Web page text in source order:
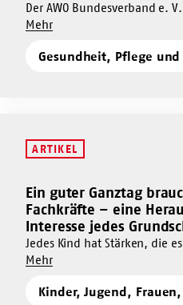
Der AWO Bundesverband e.
Punkte-Eingabe an dem
Auswirkungen und
veröffentlicht
Eingabe
und
SARS-
2-
Pandemie“
MehrUm
veröffentlicht
in
Zeiten
SARS-
CoV-
2-
Pandemie“
Gesundheit, Pflege und
ARTIKEL
Ein guter Ganztag
Fachkräfte – eine
Interesse jedes
Jedes Kind hat Stärken, die
das durch den Ausbau des
Mehr
dazu
Ein
guter
Ganztag
qualifizierte
MehrUm
guter
Kinder, Jugend,